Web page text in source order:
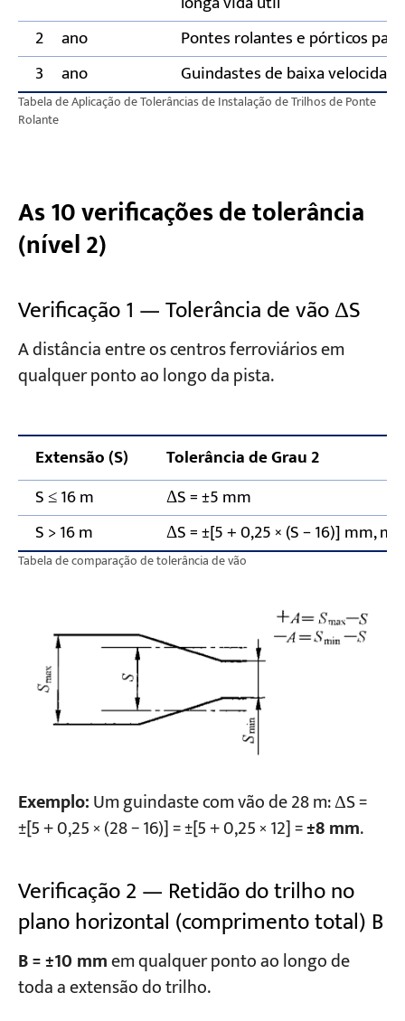
2º ano
Pontes rolantes e pórticos
3º ano
Guindastes de baixa
Tabela de Aplicação de Tolerâncias de Instalação de Trilhos de Ponte
Rolante
As 10 verificações de tolerância
(nível 2)
Verificação 1 — Tolerância de vão ΔS
A distância entre os centros ferroviários em
qualquer ponto ao longo da pista.
Extensão (S)
Tolerância de Grau 2
S ≤ 16 m
ΔS = ±5 mm
S > 16 m
ΔS = ±[5 + 0,25 × (S − 16)] mm,
Tabela de comparação de tolerância de vão
Exemplo:Um guindaste com vão de 28 m: ΔS =
±[5 + 0,25 × (28 − 16)] = ±[5 + 0,25 × 12] =±8 mm.
Verificação 2 — Retidão do trilho no
plano horizontal (comprimento total) B
B = ±10 mmem qualquer ponto ao longo de
toda a extensão do trilho.